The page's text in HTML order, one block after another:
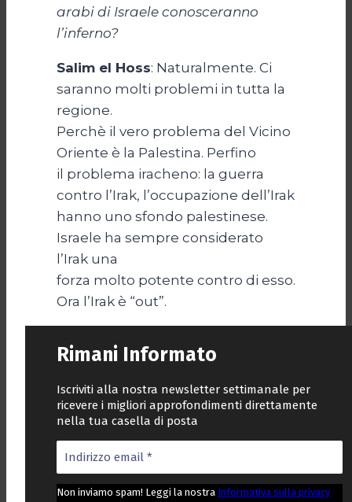
arabi di Israele conosceranno
l’inferno?
Salim el Hoss: Naturalmente. Ci
saranno molti problemi in tutta la
regione.
Perchè il vero problema del Vicino
Oriente è la Palestina. Perfino
il problema iracheno: la guerra
contro l’Irak, l’occupazione dell’Irak
hanno uno sfondo palestinese.
Israele ha sempre considerato
l’Irak una
forza molto potente contro di esso.
Ora l’Irak è “out”.
Rimani Informato
Iscriviti alla nostra newsletter settimanale per
ricevere i migliori approfondimenti direttamente
nella tua casella di posta
Non inviamo spam! Leggi la nostra Informativa sulla privacy